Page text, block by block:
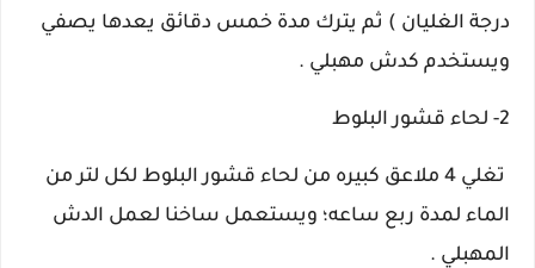
درجة الغليان ) ثم يترك مدة خمس دقائق يعدها يصفي
ويستخدم كدش مهبلي .
2- لحاء قشور البلوط
تغلي 4 ملاعق كبيره من لحاء قشور البلوط لكل لتر من
الماء لمدة ربع ساعه؛ ويستعمل ساخنا لعمل الدش
المهبلي .